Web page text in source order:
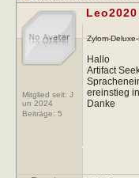
Mitglied seit: J
un 2024
Beiträge: 5
Leo2020
Zylom-
Hallo
Artifact
ereinstieg
Danke